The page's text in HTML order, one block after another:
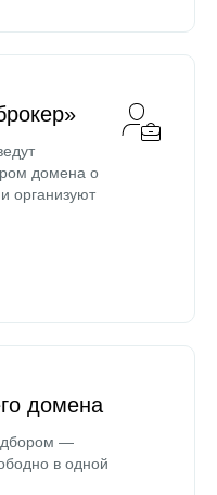
домена о
организуют
домена
—
в одной